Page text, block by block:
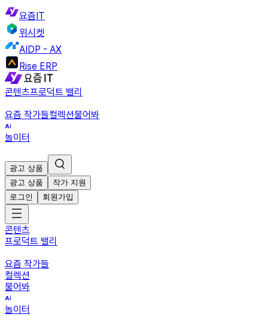
요즘IT
위시켓
AIDP - AX
Rise ERP
콘텐츠프로덕트 밸리
요즘 작가들컬렉션물어봐
놀이터
광고 상품
광고 상품
작가 지원
로그인
회원가입
콘텐츠
프로덕트 밸리
요즘 작가들
컬렉션
물어봐
놀이터